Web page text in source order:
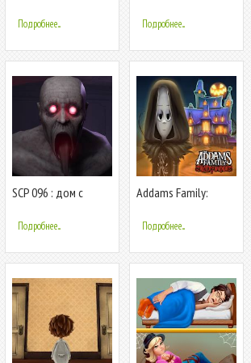
Mansion
Подробнее... Подробнее...
SCP 096 : дом с
Подробнее...
Addams Family:
The Horror House!
Подробнее...